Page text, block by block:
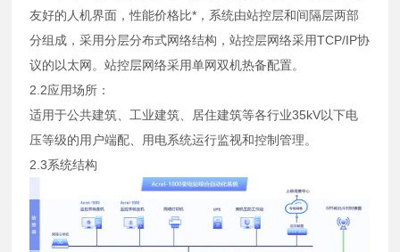
友好的人机界面，性能价格比*，系统由站控层和间隔层两部
分组成，采用分层分布式网络结构，站控层网络采用TCP/IP协
议的以太网。站控层网络采用单网双机热备配置。
2.2应用场所：
适用于公共建筑、工业建筑、居住建筑等各行业35kV以下电
压等级的用户端配、用电系统运行监视和控制管理。
2.3系统结构